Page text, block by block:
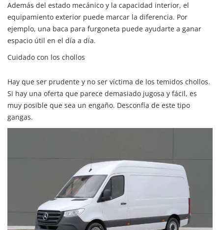
Además del estado mecánico y la capacidad interior, el
equipamiento exterior puede marcar la diferencia. Por
ejemplo, una baca para furgoneta puede ayudarte a ganar
espacio útil en el día a día.
Cuidado con los chollos
Hay que ser prudente y no ser víctima de los temidos chollos.
Si hay una oferta que parece demasiado jugosa y fácil, es
muy posible que sea un engaño. Desconfía de este tipo
gangas.